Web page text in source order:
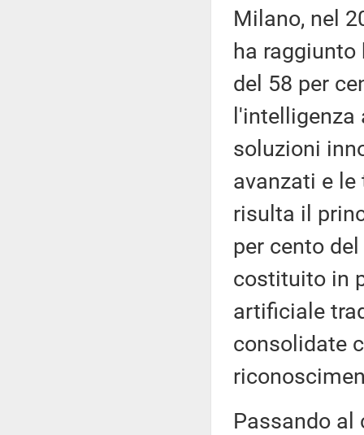
Milano, nel
ha raggiunto
del 58 per
soluzioni
avanzati e
risulta il
per cento
costituito in
artificiale
consolidate
Passando al